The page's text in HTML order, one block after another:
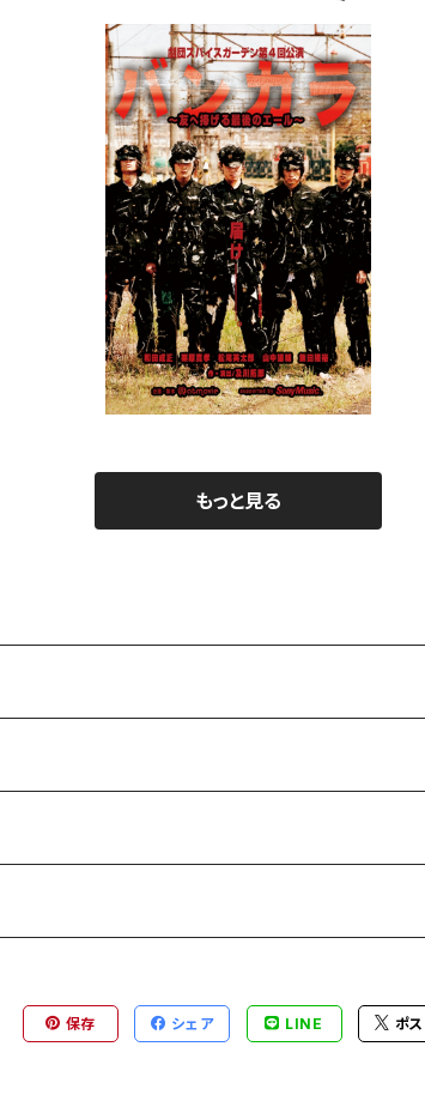
劇団スパイスガーデン第4回公演「バンカラ 2
011」
¥3,900
もっと見る
保存 シェア LINE ポ